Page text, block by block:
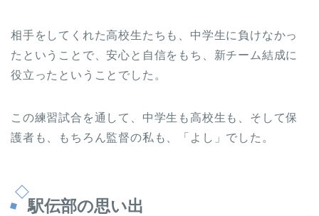
相手をしてくれた高校生たちも、中学生に負けなかっ
たということで、安心と自信をもち、新チーム結成に
役立ったということでした。
この練習試合を通して、中学生も高校生も、そして保
護者も、もちろん監督の私も、「よし」でした。
駅伝部の思い出